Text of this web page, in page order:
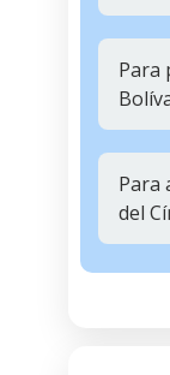
Para
Para
del